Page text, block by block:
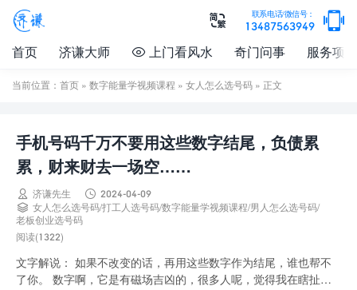
联系电话/微信号：
13487563949 

首页 济谦大师  上门看风水 奇门问事 服务项目
当前位置： 首页 » 数字能量学视频课程 » 女人怎么选号码 » 正文
手机号码千万不要用这些数字结尾，负债累
累，财来财去一场空……
 济谦先生  2024-04-09
 女人怎么选号码/打工人选号码/数字能量学视频课程/男人怎么选号码/
老板创业选号码
阅读(1322)
文字解说： 如果不改变的话，再用这些数字作为结尾，谁也帮不
了你。 数字啊，它是有磁场吉凶的，很多人呢，觉得我在瞎扯，